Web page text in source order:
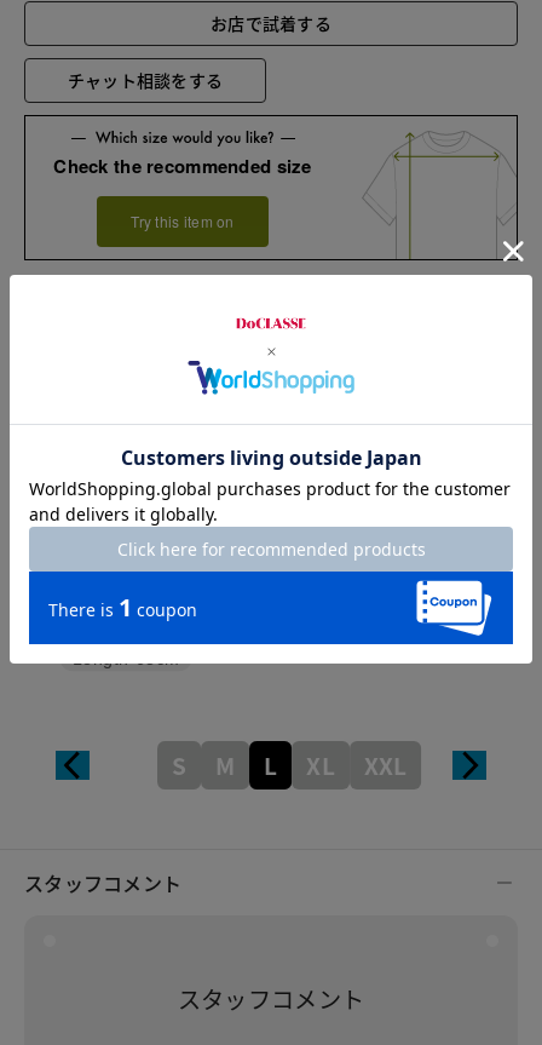
お店で試着する
チャット相談をする
Check the recommended size
Try this item on
Length 68cm
S M L XL XXL
スタッフコメント
スタッフコメント